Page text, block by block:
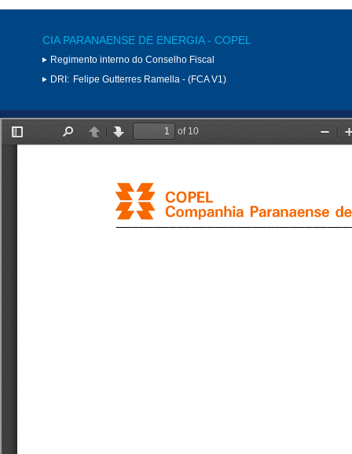
CIA PARANAENSE DE ENERGIA - COPEL
Regimento interno do Conselho Fiscal
DRI: Felipe Gutterres Ramella - (FCA V1)